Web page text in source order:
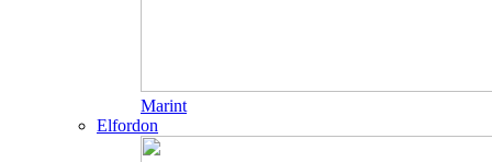
Marint
Elfordon